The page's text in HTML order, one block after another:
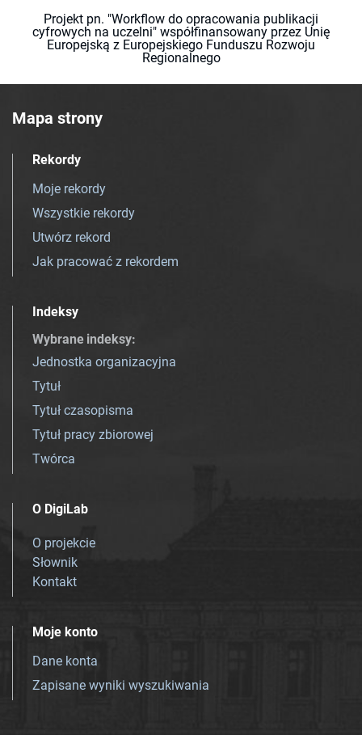
Projekt pn. "Workflow do opracowania publikacji
cyfrowych na uczelni" współfinansowany przez Unię
Europejską z Europejskiego Funduszu Rozwoju
Regionalnego
Mapa strony
Rekordy
Moje rekordy
Wszystkie rekordy
Utwórz rekord
Jak pracować z rekordem
Indeksy
Wybrane indeksy:
Jednostka organizacyjna
Tytuł
Tytuł czasopisma
Tytuł pracy zbiorowej
Twórca
O DigiLab
O projekcie
Słownik
Kontakt
Moje konto
Dane konta
Zapisane wyniki wyszukiwania